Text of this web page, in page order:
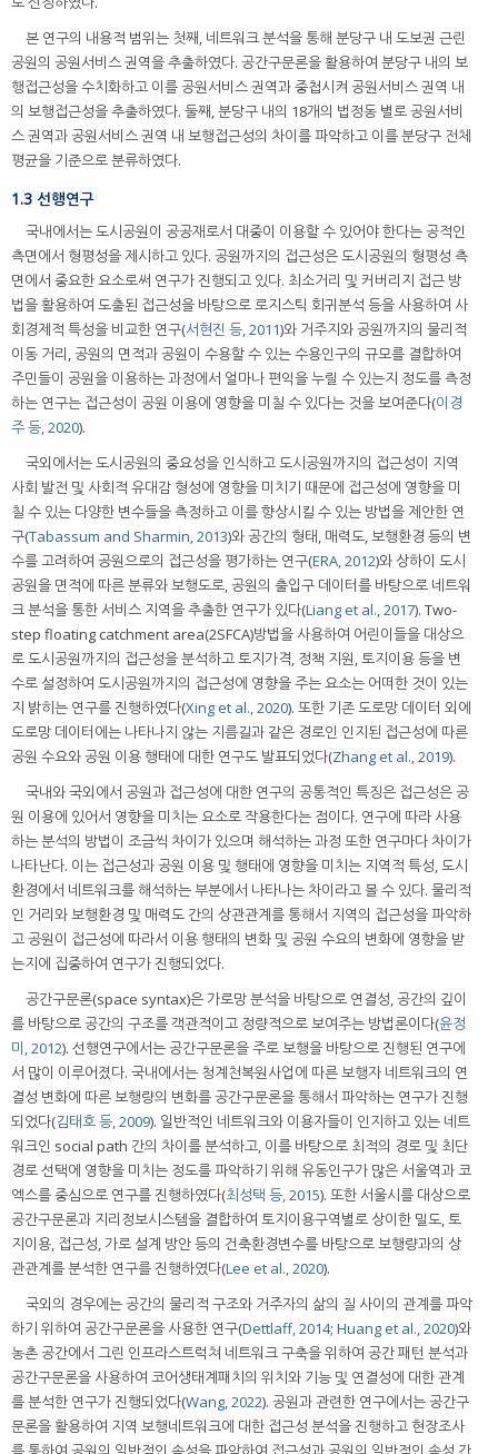
본 연구의 내용적 범위는 첫째, 네트워크 분석을 통해 분당구 내 도보권 근린
공원의 공원서비스 권역을 추출하였다. 공간구문론을 활용하여 분당구 내의 보
행접근성을 수치화하고 이를 공원서비스 권역과 중첩시켜 공원서비스 권역 내
의 보행접근성을 추출하였다. 둘째, 분당구 내의 18개의 법정동 별로 공원서비
스 권역과 공원서비스 권역 내 보행접근성의 차이를 파악하고 이를 분당구 전체
평균을 기준으로 분류하였다.
1.3 선행연구
국내에서는 도시공원이 공공재로서 대중이 이용할 수 있어야 한다는 공적인
측면에서 형평성을 제시하고 있다. 공원까지의 접근성은 도시공원의 형평성 측
면에서 중요한 요소로써 연구가 진행되고 있다. 최소거리 및 커버리지 접근 방
법을 활용하여 도출된 접근성을 바탕으로 로지스틱 회귀분석 등을 사용하여 사
회경제적 특성을 비교한 연구(서현진 등, 2011)와 거주지와 공원까지의 물리적
이동 거리, 공원의 면적과 공원이 수용할 수 있는 수용인구의 규모를 결합하여
주민들이 공원을 이용하는 과정에서 얼마나 편익을 누릴 수 있는지 정도를 측정
하는 연구는 접근성이 공원 이용에 영향을 미칠 수 있다는 것을 보여준다(이경
주 등, 2020).
국외에서는 도시공원의 중요성을 인식하고 도시공원까지의 접근성이 지역
사회 발전 및 사회적 유대감 형성에 영향을 미치기 때문에 접근성에 영향을 미
칠 수 있는 다양한 변수들을 측정하고 이를 향상시킬 수 있는 방법을 제안한 연
구(Tabassum and Sharmin, 2013)와 공간의 형태, 매력도, 보행환경 등의 변
수를 고려하여 공원으로의 접근성을 평가하는 연구(ERA, 2012)와 상하이 도시
공원을 면적에 따른 분류와 보행도로, 공원의 출입구 데이터를 바탕으로 네트워
크 분석을 통한 서비스 지역을 추출한 연구가 있다(Liang et al., 2017). Two-
step floating catchment area(2SFCA)방법을 사용하여 어린이들을 대상으
로 도시공원까지의 접근성을 분석하고 토지가격, 정책 지원, 토지이용 등을 변
수로 설정하여 도시공원까지의 접근성에 영향을 주는 요소는 어떠한 것이 있는
지 밝히는 연구를 진행하였다(Xing et al., 2020). 또한 기존 도로망 데이터 외에
도로망 데이터에는 나타나지 않는 지름길과 같은 경로인 인지된 접근성에 따른
공원 수요와 공원 이용 행태에 대한 연구도 발표되었다(Zhang et al., 2019).
국내와 국외에서 공원과 접근성에 대한 연구의 공통적인 특징은 접근성은 공
원 이용에 있어서 영향을 미치는 요소로 작용한다는 점이다. 연구에 따라 사용
하는 분석의 방법이 조금씩 차이가 있으며 해석하는 과정 또한 연구마다 차이가
나타난다. 이는 접근성과 공원 이용 및 행태에 영향을 미치는 지역적 특성, 도시
환경에서 네트워크를 해석하는 부분에서 나타나는 차이라고 볼 수 있다. 물리적
인 거리와 보행환경 및 매력도 간의 상관관계를 통해서 지역의 접근성을 파악하
고 공원이 접근성에 따라서 이용 행태의 변화 및 공원 수요의 변화에 영향을 받
는지에 집중하여 연구가 진행되었다.
공간구문론(space syntax)은 가로망 분석을 바탕으로 연결성, 공간의 깊이
를 바탕으로 공간의 구조를 객관적이고 정량적으로 보여주는 방법론이다(윤정
미, 2012). 선행연구에서는 공간구문론을 주로 보행을 바탕으로 진행된 연구에
서 많이 이루어졌다. 국내에서는 청계천복원사업에 따른 보행자 네트워크의 연
결성 변화에 따른 보행량의 변화를 공간구문론을 통해서 파악하는 연구가 진행
되었다(김태호 등, 2009). 일반적인 네트워크와 이용자들이 인지하고 있는 네트
워크인 social path 간의 차이를 분석하고, 이를 바탕으로 최적의 경로 및 최단
경로 선택에 영향을 미치는 정도를 파악하기 위해 유동인구가 많은 서울역과 코
엑스를 중심으로 연구를 진행하였다(최성택 등, 2015). 또한 서울시를 대상으로
공간구문론과 지리정보시스템을 결합하여 토지이용구역별로 상이한 밀도, 토
지이용, 접근성, 가로 설계 방안 등의 건축환경변수를 바탕으로 보행량과의 상
관관계를 분석한 연구를 진행하였다(Lee et al., 2020).
국외의 경우에는 공간의 물리적 구조와 거주자의 삶의 질 사이의 관계를 파악
하기 위하여 공간구문론을 사용한 연구(Dettlaff, 2014; Huang et al., 2020)와
농촌 공간에서 그린 인프라스트럭쳐 네트워크 구축을 위하여 공간 패턴 분석과
공간구문론을 사용하여 코어생태계패치의 위치와 기능 및 연결성에 대한 관계
를 분석한 연구가 진행되었다(Wang, 2022). 공원과 관련한 연구에서는 공간구
문론을 활용하여 지역 보행네트워크에 대한 접근성 분석을 진행하고 현장조사